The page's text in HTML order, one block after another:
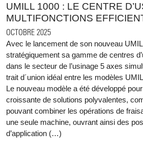
UMILL 1000 : LE CENTRE
MULTIFONCTIONS
OCTOBRE 2025
Avec le lancement de son nouveau
stratégiquement sa gamme de centres
dans le secteur de l’usinage 5 axes
trait d´union idéal entre les modèles
Le nouveau modèle a été développé
croissante de solutions polyvalentes,
pouvant combiner les opérations de
une seule machine, ouvrant ainsi des
d’application (…)